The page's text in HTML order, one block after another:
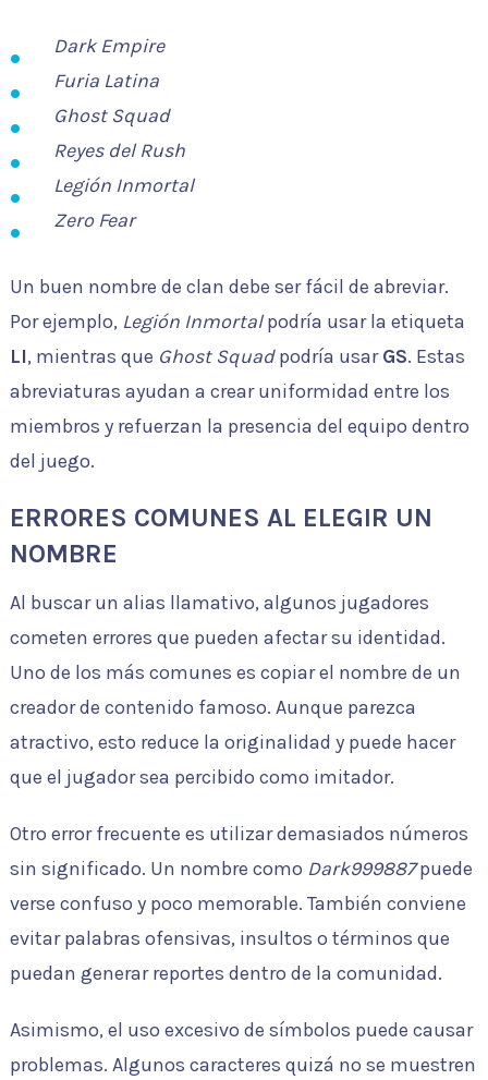
Dark Empire
Furia Latina
Ghost Squad
Reyes del Rush
Legión Inmortal
Zero Fear
Un buen nombre de clan debe ser fácil de abreviar.
Por ejemplo, Legión Inmortalpodría usar la etiqueta
LI, mientras que Ghost Squadpodría usarGS. Estas
abreviaturas ayudan a crear uniformidad entre los
miembros y refuerzan la presencia del equipo dentro
del juego.
ERRORES COMUNES AL ELEGIR UN
NOMBRE
Al buscar un alias llamativo, algunos jugadores
cometen errores que pueden afectar su identidad.
Uno de los más comunes es copiar el nombre de un
creador de contenido famoso. Aunque parezca
atractivo, esto reduce la originalidad y puede hacer
que el jugador sea percibido como imitador.
Otro error frecuente es utilizar demasiados números
sin significado. Un nombre como Dark999887puede
verse confuso y poco memorable. También conviene
evitar palabras ofensivas, insultos o términos que
puedan generar reportes dentro de la comunidad.
Asimismo, el uso excesivo de símbolos puede causar
problemas. Algunos caracteres quizá no se muestren